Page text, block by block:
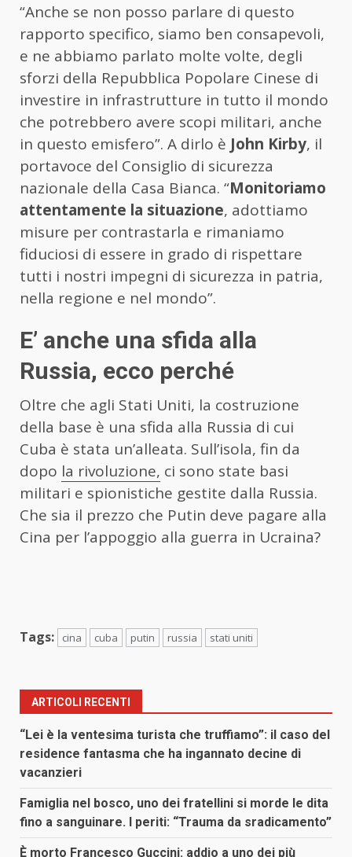
“Anche se non posso parlare di questo
rapporto specifico, siamo ben consapevoli,
e ne abbiamo parlato molte volte, degli
sforzi della Repubblica Popolare Cinese di
investire in infrastrutture in tutto il mondo
che potrebbero avere scopi militari, anche
in questo emisfero”. A dirlo è John Kirby, il
portavoce del Consiglio di sicurezza
nazionale della Casa Bianca. “Monitoriamo
attentamente la situazione, adottiamo
misure per contrastarla e rimaniamo
fiduciosi di essere in grado di rispettare
tutti i nostri impegni di sicurezza in patria,
nella regione e nel mondo”.
E’ anche una sfida alla
Russia, ecco perché
Oltre che agli Stati Uniti, la costruzione
della base è una sfida alla Russia di cui
Cuba è stata un’alleata. Sull’isola, fin da
dopo la rivoluzione, ci sono state basi
militari e spionistiche gestite dalla Russia.
Che sia il prezzo che Putin deve pagare alla
Cina per l’appoggio alla guerra in Ucraina?
Tags: cina cuba putin russia stati uniti
ARTICOLI RECENTI
“Lei è la ventesima turista che truffiamo”: il caso del
residence fantasma che ha ingannato decine di
vacanzieri
Famiglia nel bosco, uno dei fratellini si morde le dita
fino a sanguinare. I periti: “Trauma da sradicamento”
È morto Francesco Guccini: addio a uno dei più